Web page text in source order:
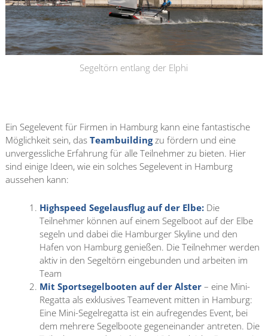
Segeltörn entlang der Elphi
Ein Segelevent für Firmen in Hamburg kann eine fantastische
Möglichkeit sein, das Teambuildingzu fördern und eine
unvergessliche Erfahrung für alle Teilnehmer zu bieten. Hier
sind einige Ideen, wie ein solches Segelevent in Hamburg
aussehen kann:
Highspeed Segelausflug auf der Elbe: Die
Teilnehmer können auf einem Segelboot auf der Elbe
segeln und dabei die Hamburger Skyline und den
Hafen von Hamburg genießen. Die Teilnehmer werden
aktiv in den Segeltörn eingebunden und arbeiten im
Team
Mit Sportsegelbooten auf der Alster– eine Mini-
Regatta als exklusives Teamevent mitten in Hamburg:
Eine Mini-Segelregatta ist ein aufregendes Event, bei
dem mehrere Segelboote gegeneinander antreten. Die